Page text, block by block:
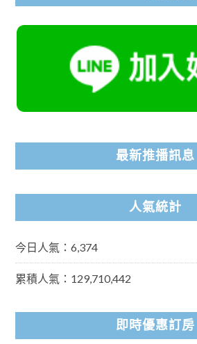
最新推播訊息
人氣統計
今日人氣：6,374
累積人氣：129,710,442
即時優惠訂房